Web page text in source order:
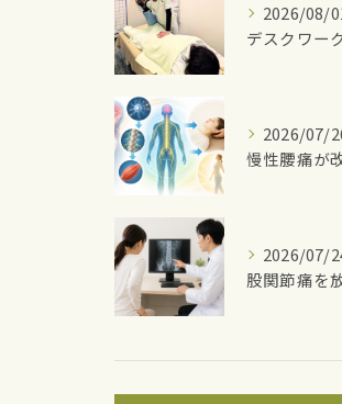
2026/08/
デスクワー
2026/07/
2026/07/